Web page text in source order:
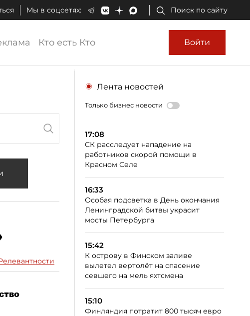
Мы в соцсетях: Поиск по сайту
Кто есть Кто Войти
Лента новостей
Только бизнес новости
17:08
СК расследует нападение на
работников скорой помощи в
Красном Селе
16:33
Особая подсветка в День окончания
Ленинградской битвы украсит
мосты Петербурга
15:42
К острову в Финском заливе
вылетел вертолёт на спасение
севшего на мель яхтсмена
15:10
Финляндия потратит 800 тысяч евро